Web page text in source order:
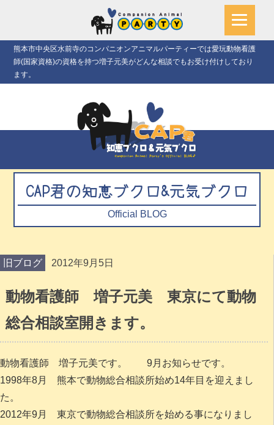
熊本市中央区水前寺のコンパニオンアニマルパーティーでは愛玩動物看護
師(国家資格)の資格を持つ増子元美がどんな相談でもお受け付けしており
ます。
CAP君の知恵ブクロ&元気ブクロ
Official BLOG
旧ブログ 2012年9月5日
動物看護師 増子元美 東京にて動物
総合相談室開きます。
動物看護師 増子元美です。 9月お知らせです。
1998年8月 熊本で動物総合相談所始め14年目を迎えまし
た。
2012年9月 東京で動物総合相談所を始める事になりまし